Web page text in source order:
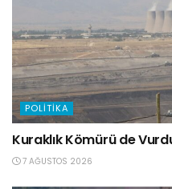
POLITIKA
Kuraklık Kömürü de
7 AĞUSTOS 2026